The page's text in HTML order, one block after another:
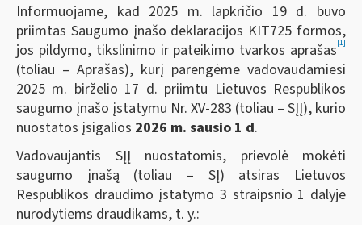
Informuojame, kad 2025 m. lapkričio 19 d. buvo
priimtas Saugumo įnašo deklaracijos KIT725 formos,
jos pildymo, tikslinimo ir pateikimo tvarkos aprašas[1]
(toliau – Aprašas), kurį parengėme vadovaudamiesi
2025 m. birželio 17 d. priimtu Lietuvos Respublikos
saugumo įnašo įstatymu Nr. XV-283 (toliau – SĮĮ), kurio
nuostatos įsigalios 2026 m. sausio 1 d.
Vadovaujantis SĮĮ nuostatomis, prievolė mokėti
saugumo įnašą (toliau – SĮ) atsiras Lietuvos
Respublikos draudimo įstatymo 3 straipsnio 1 dalyje
nurodytiems draudikams, t. y.: